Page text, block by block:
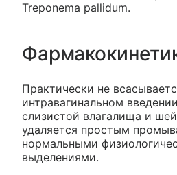
Treponema pallidum.
Практически не
интравагинальном
слизистой влагалища и
удаляется простым
нормальными
выделениями.